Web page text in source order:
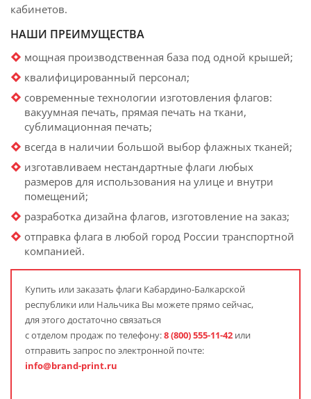
кабинетов.
НАШИ ПРЕИМУЩЕСТВА
мощная производственная база под одной крышей;
квалифицированный персонал;
современные технологии изготовления флагов:
вакуумная печать, прямая печать на ткани,
сублимационная печать;
всегда в наличии большой выбор флажных тканей;
изготавливаем нестандартные флаги любых
размеров для использования на улице и внутри
помещений;
разработка дизайна флагов, изготовление на заказ;
отправка флага в любой город России транспортной
компанией.
Купить или заказать флаги Кабардино-Балкарской
республики или Нальчика Вы можете прямо сейчас,
для этого достаточно связаться
с отделом продаж по телефону:8 (800) 555-11-42 или
отправить запрос по электронной почте:
info@brand-print.ru